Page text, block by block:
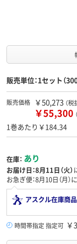
販売単位：1セット（
販売価格 ￥50,273 （税
￥55,300
1巻あたり￥184.34
在庫： あり
お届け日：8月11日（火）
お急ぎ便：8月10日（月）
アスクル在庫商品
時間帯指定 指定可 ￥